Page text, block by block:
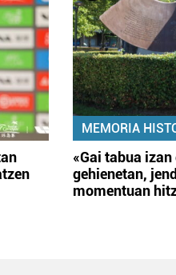
MEMORIA
«Gai tabua izan
gehienetan,
momentuan